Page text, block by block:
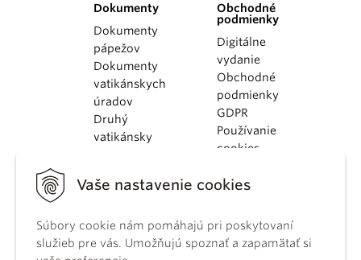
Vaše nastavenie cookies
Súbory cookie nám pomáhajú pri poskytovaní
služieb pre vás. Umožňujú spoznať a zapamätať si
Dokumenty
Dokumenty
pápežov
Dokumenty
vatikánskych
úradov
Druhý
vatikánsky
KBS
kánonického
práva
Obchodné
podmienky
Digitálne
vydanie
Obchodné
podmienky
GDPR
Používanie
cookies